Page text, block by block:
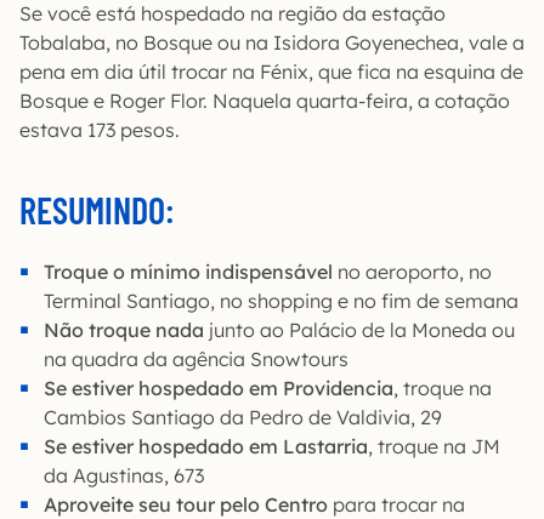
Se você está hospedado na região da estação
Tobalaba, no Bosque ou na Isidora Goyenechea, vale a
pena em dia útil trocar na Fénix, que fica na esquina de
Bosque e Roger Flor. Naquela quarta-feira, a cotação
estava 173 pesos.
RESUMINDO:
Troque o mínimo indispensável no aeroporto, no
Terminal Santiago, no shopping e no fim de semana
Não troque nada junto ao Palácio de la Moneda ou
na quadra da agência Snowtours
Se estiver hospedado em Providencia, troque na
Cambios Santiago da Pedro de Valdivia, 29
Se estiver hospedado em Lastarria, troque na JM
da Agustinas, 673
Aproveite seu tour pelo Centro para trocar na